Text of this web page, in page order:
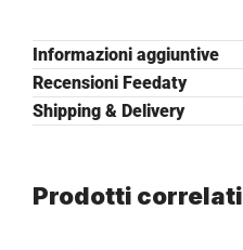
Informazioni aggiuntive
Recensioni Feedaty
Shipping & Delivery
Prodotti correlati